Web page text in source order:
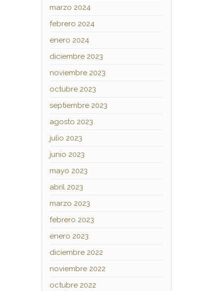
marzo 2024
febrero 2024
enero 2024
diciembre 2023
noviembre 2023
octubre 2023
septiembre 2023
agosto 2023
julio 2023
junio 2023
mayo 2023
abril 2023
marzo 2023
febrero 2023
enero 2023
diciembre 2022
noviembre 2022
octubre 2022